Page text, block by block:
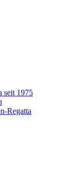
seit 1975
Regatta